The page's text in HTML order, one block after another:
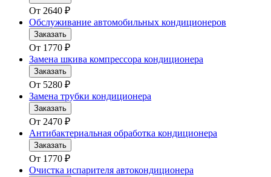
От 2640 ₽
Обслуживание автомобильных кондиционеров
Заказать
От 1770 ₽
Замена шкива компрессора кондиционера
Заказать
От 5280 ₽
Замена трубки кондиционера
Заказать
От 2470 ₽
Антибактериальная обработка кондиционера
Заказать
От 1770 ₽
Очистка испарителя автокондиционера